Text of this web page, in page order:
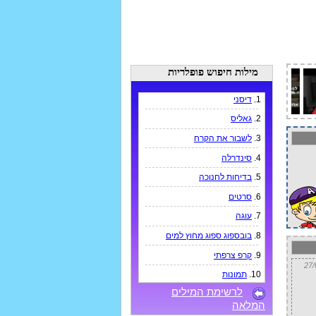
מילות חיפוש פופלריות
1. דיסני
2. גאליס
3. לשבור את הקרח
4. סינדרלה
5. בדיחות לחנוכה
6. סרטים
7. עוגה
8. בובספוג ספוג מחוץ למים
9. קרפ צרפתי
10. תמונות
לרשימת המילים
המלאה